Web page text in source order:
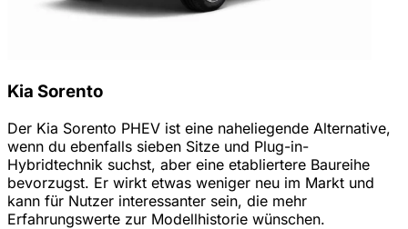
Kia Sorento
Der Kia Sorento PHEV ist eine naheliegende Alternative,
wenn du ebenfalls sieben Sitze und Plug-in-
Hybridtechnik suchst, aber eine etabliertere Baureihe
bevorzugst. Er wirkt etwas weniger neu im Markt und
kann für Nutzer interessanter sein, die mehr
Erfahrungswerte zur Modellhistorie wünschen.